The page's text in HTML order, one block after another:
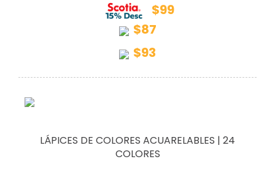
$99
$87
$93
LÁPICES DE COLORES ACUARELABLES | 24
COLORES